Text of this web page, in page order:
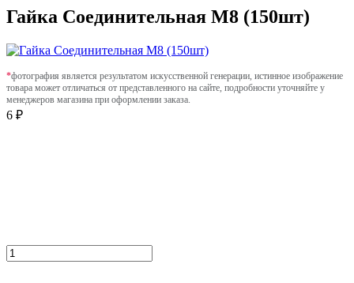
Гайка Соединительная М8 (150шт)
*фотография является результатом искусственной генерации, истинное изображение
товара может отличаться от представленного на сайте, подробности уточняйте у
менеджеров магазина при оформлении заказа.
6 ₽